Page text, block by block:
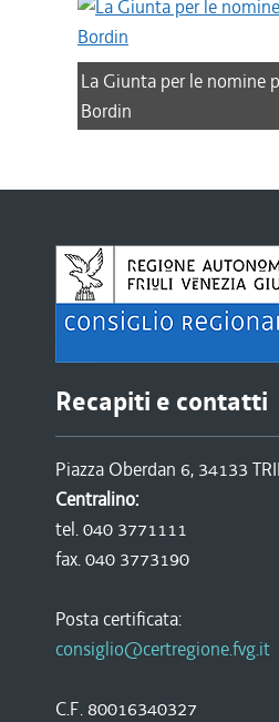
La Giunta per le nomine
Bordin
Recapiti e contatti
Piazza Oberdan 6, 34133
Centralino:
tel. 040 3771111
fax. 040 3773190
Posta certificata:
consiglio@certregione.fvg.it
C.F. 80016340327